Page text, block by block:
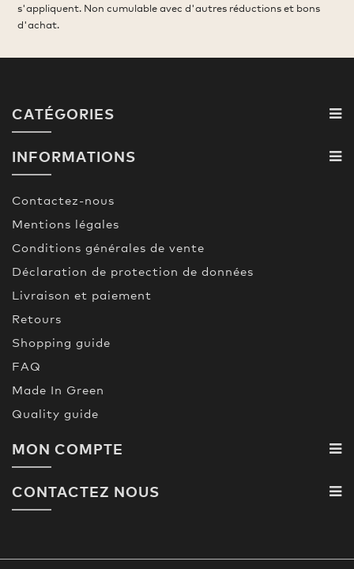
s'appliquent. Non cumulable avec d'autres réductions et bons
d'achat.
CATÉGORIES
INFORMATIONS
Contactez-nous
Mentions légales
Conditions générales de vente
Déclaration de protection de données
Livraison et paiement
Retours
Shopping guide
FAQ
Made In Green
Quality guide
MON COMPTE
CONTACTEZ NOUS